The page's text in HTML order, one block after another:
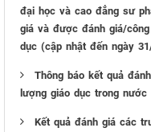
đại học và cao đẳng sư
giá và được đánh giá/
dục (cập nhật đến ngày
Thông báo kết quả
lượng giáo dục trong nước
Kết quả đánh giá các